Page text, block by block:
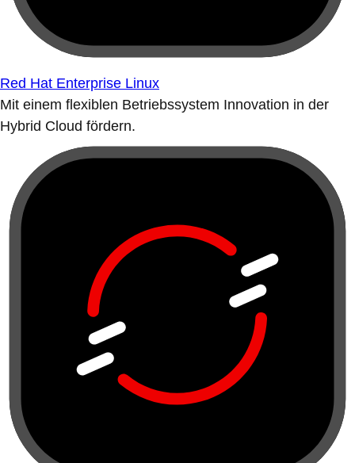
Red Hat Enterprise Linux
Mit einem flexiblen Betriebssystem Innovation in der
Hybrid Cloud fördern.